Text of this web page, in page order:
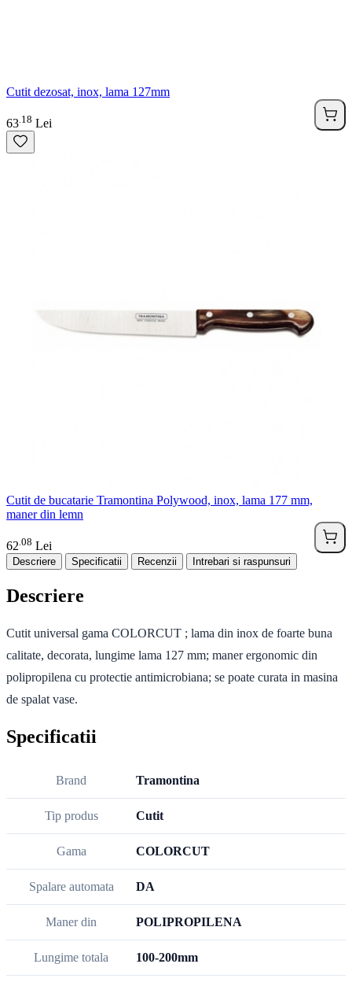
Cutit dezosat, inox, lama 127mm
63 18 Lei
Cutit de bucatarie Tramontina Polywood, inox, lama 177 mm,
maner din lemn
62 08 Lei
Descriere Specificatii Recenzii Intrebari si raspunsuri
Descriere
Cutit universal gama COLORCUT ; lama din inox de foarte buna
calitate, decorata, lungime lama 127 mm; maner ergonomic din
polipropilena cu protectie antimicrobiana; se poate curata in masina
de spalat vase.
Specificatii
Brand Tramontina
Tip produs Cutit
Gama COLORCUT
Spalare automata DA
Maner din POLIPROPILENA
Lungime totala 100-200mm